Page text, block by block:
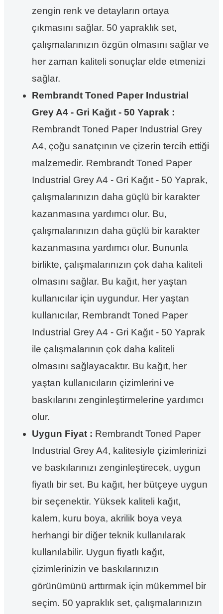
zengin renk ve detayların ortaya
çıkmasını sağlar. 50 yapraklık set,
çalışmalarınızın özgün olmasını sağlar ve
her zaman kaliteli sonuçlar elde etmenizi
sağlar.
Rembrandt Toned Paper Industrial
Grey A4 - Gri Kağıt - 50 Yaprak :
Rembrandt Toned Paper Industrial Grey
A4, çoğu sanatçının ve çizerin tercih ettiği
malzemedir. Rembrandt Toned Paper
Industrial Grey A4 - Gri Kağıt - 50 Yaprak,
çalışmalarınızın daha güçlü bir karakter
kazanmasına yardımcı olur. Bu,
çalışmalarınızın daha güçlü bir karakter
kazanmasına yardımcı olur. Bununla
birlikte, çalışmalarınızın çok daha kaliteli
olmasını sağlar. Bu kağıt, her yaştan
kullanıcılar için uygundur. Her yaştan
kullanıcılar, Rembrandt Toned Paper
Industrial Grey A4 - Gri Kağıt - 50 Yaprak
ile çalışmalarının çok daha kaliteli
olmasını sağlayacaktır. Bu kağıt, her
yaştan kullanıcıların çizimlerini ve
baskılarını zenginleştirmelerine yardımcı
olur.
Uygun Fiyat : Rembrandt Toned Paper
Industrial Grey A4, kalitesiyle çizimlerinizi
ve baskılarınızı zenginleştirecek, uygun
fiyatlı bir set. Bu kağıt, her bütçeye uygun
bir seçenektir. Yüksek kaliteli kağıt,
kalem, kuru boya, akrilik boya veya
herhangi bir diğer teknik kullanılarak
kullanılabilir. Uygun fiyatlı kağıt,
çizimlerinizin ve baskılarınızın
görünümünü arttırmak için mükemmel bir
seçim. 50 yapraklık set, çalışmalarınızın